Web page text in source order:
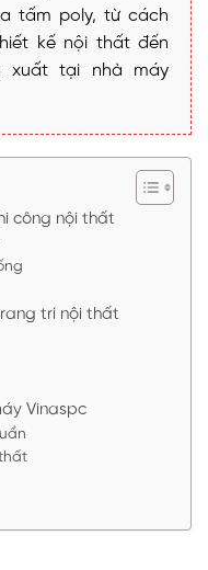
tấm poly, từ cách
kế nội thất đến
xuất tại nhà máy
công nội thất
trí nội thất
Vinaspc